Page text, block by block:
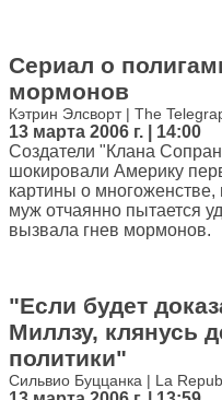
Сериал о
мормонов
Кэтрин Элсворт | The
13 марта 2006 г. | 14:00
Создатели "Клана
шокировали Америку
картины о
муж отчаянно пытается
вызвала гнев мормонов.
"Если будет
Миллзу, клянусь
политики"
Сильвио Буццанка | La